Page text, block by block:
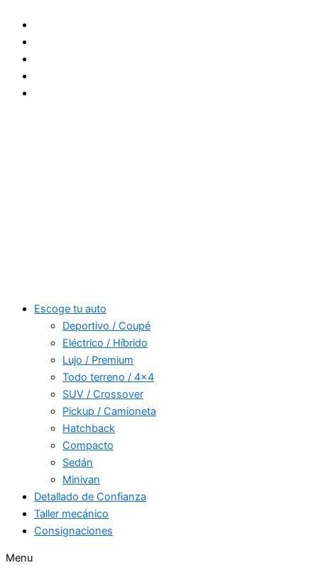
contenido
Escoge tu auto
Deportivo / Coupé
Eléctrico / Híbrido
Lujo / Premium
Todo terreno / 4×4
SUV / Crossover
Pickup / Camioneta
Hatchback
Compacto
Sedán
Minivan
Detallado de Confianza
Taller mecánico
Consignaciones
Menu